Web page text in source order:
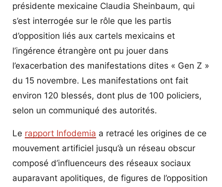
présidente mexicaine Claudia Sheinbaum, qui
s’est interrogée sur le rôle que les partis
d’opposition liés aux cartels mexicains et
l’ingérence étrangère ont pu jouer dans
l’exacerbation des manifestations dites « Gen Z »
du 15 novembre. Les manifestations ont fait
environ 120 blessés, dont plus de 100 policiers,
selon un communiqué des autorités.
Le rapport Infodemia a retracé les origines de ce
mouvement artificiel jusqu’à un réseau obscur
composé d’influenceurs des réseaux sociaux
auparavant apolitiques, de figures de l’opposition